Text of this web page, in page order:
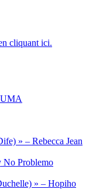
cliquant ici.
» – Rebecca Jean
No Problemo
» – Hopiho